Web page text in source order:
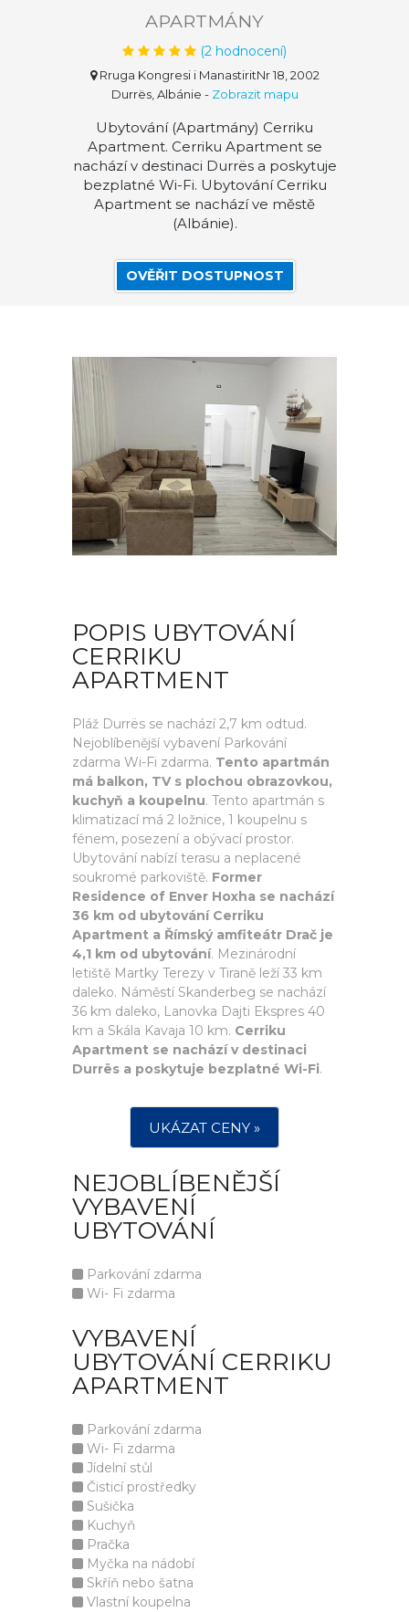
APARTMÁNY
(2 hodnocení)
Rruga Kongresi i ManastiritNr 18, 2002
Durrës, Albánie - Zobrazit mapu
Ubytování (Apartmány) Cerriku
Apartment. Cerriku Apartment se
nachází v destinaci Durrës a poskytuje
bezplatné Wi-Fi. Ubytování Cerriku
Apartment se nachází ve městě
(Albánie).
OVĚŘIT DOSTUPNOST
POPIS UBYTOVÁNÍ
CERRIKU
APARTMENT
Pláž Durrës se nachází 2,7 km odtud.
Nejoblíbenější vybavení Parkování
zdarma Wi-Fi zdarma. Tento apartmán
má balkon, TV s plochou obrazovkou,
kuchyň a koupelnu. Tento apartmán s
klimatizací má 2 ložnice, 1 koupelnu s
fénem, posezení a obývací prostor.
Ubytování nabízí terasu a neplacené
soukromé parkoviště. Former
Residence of Enver Hoxha se nachází
36 km od ubytování Cerriku
Apartment a Římský amfiteátr Drač je
4,1 km od ubytování. Mezinárodní
letiště Martky Terezy v Tiraně leží 33 km
daleko. Náměstí Skanderbeg se nachází
36 km daleko, Lanovka Dajti Ekspres 40
km a Skála Kavaja 10 km. Cerriku
Apartment se nachází v destinaci
Durrës a poskytuje bezplatné Wi-Fi.
UKÁZAT CENY »
NEJOBLÍBENĚJŠÍ
VYBAVENÍ
UBYTOVÁNÍ
Parkování zdarma
Wi- Fi zdarma
VYBAVENÍ
UBYTOVÁNÍ CERRIKU
APARTMENT
Parkování zdarma
Wi- Fi zdarma
Jídelní stůl
Čisticí prostředky
Sušička
Kuchyň
Pračka
Myčka na nádobí
Skříň nebo šatna
Vlastní koupelna